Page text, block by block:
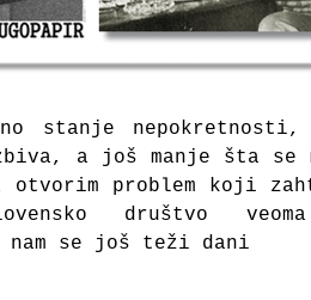
stanje
a još manje šta
da otvorim problem
društvo
nam se još teži dani